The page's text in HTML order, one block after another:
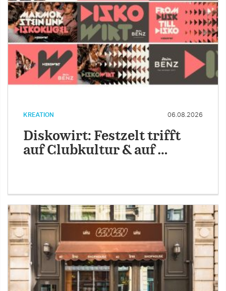
KREATION 06.08.2026
Diskowirt: Festzelt trifft
auf Clubkultur & auf …